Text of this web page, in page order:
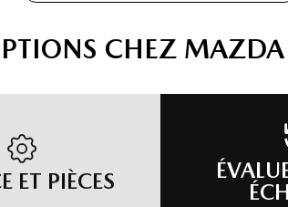
CHEZ
ET PIÈCES